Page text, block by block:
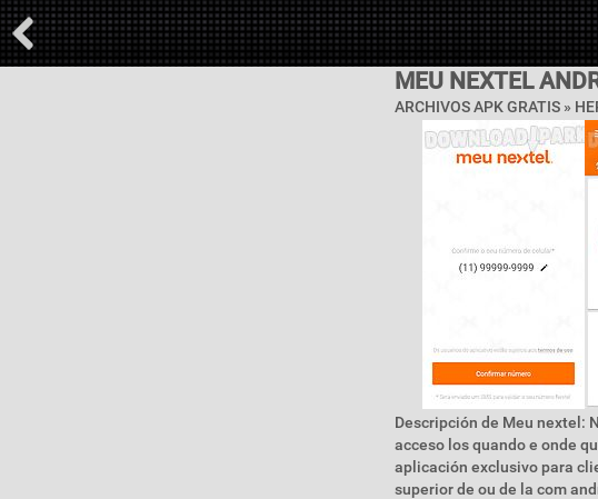
MEU NEXTEL
ARCHIVOS APK GRATIS »
Descripción de Meu nextel:
acceso los quando e onde
aplicación exclusivo para
superior de ou de la com